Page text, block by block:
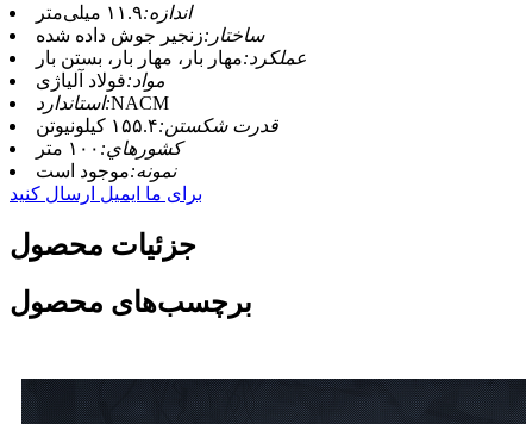
اندازه:۱۱.۹ میلی‌متر
ساختار:زنجیر جوش داده شده
عملکرد:مهار بار، مهار بار، بستن بار
مواد:فولاد آلیاژی
استاندارد:NACM
قدرت شکستن:۱۵۵.۴ کیلونیوتن
کشورهاي: ۱۰۰ متر
نمونه:موجود است
برای ما ایمیل ارسال کنید
جزئیات محصول
برچسب‌های محصول